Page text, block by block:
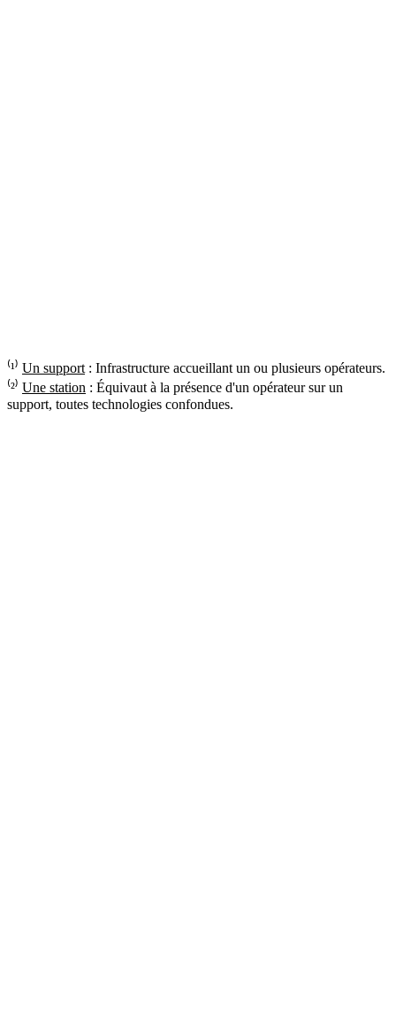
⁽¹⁾ Un support : Infrastructure accueillant un ou plusieurs opérateurs.
⁽²⁾ Une station : Équivaut à la présence d'un opérateur sur un
support, toutes technologies confondues.